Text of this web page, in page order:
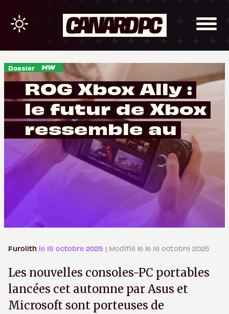
Dossier
ROG Xbox Ally :
le futur de Xbox
ressemble au
passé de
Furolith le 15 octobre 2025 | Modifié le le 16 octobre 2025
Les nouvelles consoles-PC portables
lancées cet automne par Asus et
Microsoft sont porteuses de